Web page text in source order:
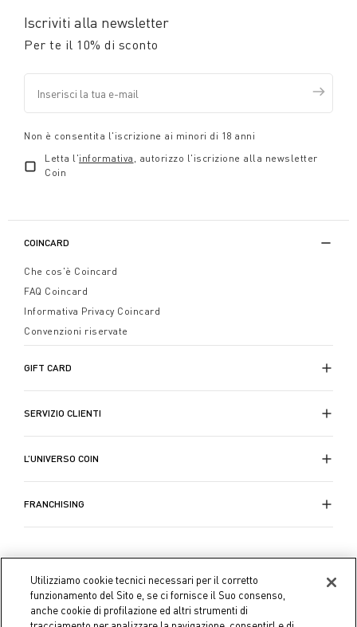
Iscriviti alla newsletter
Per te il 10% di sconto
Non è consentita l'iscrizione ai minori di 18 anni
Letta l'informativa , autorizzo l'iscrizione alla newsletter
Coin
COINCARD
Che cos'è Coincard
FAQ Coincard
Informativa Privacy Coincard
Convenzioni riservate
GIFT CARD
SERVIZIO CLIENTI
L’UNIVERSO COIN
FRANCHISING
Utilizziamo cookie tecnici necessari per il corretto
funzionamento del Sito e, se ci fornisce il Suo consenso,
anche cookie di profilazione ed altri strumenti di